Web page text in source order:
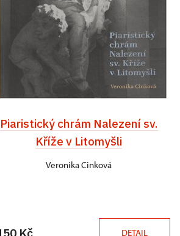
Piaristický chrám Nalezení sv.
Kříže v Litomyšli
Veronika Cinková
Kč DETAIL